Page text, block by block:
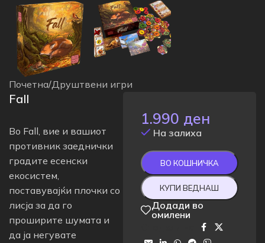
Почетна/Друштвени игри
Fall
Во Fall, вие и вашиот
противник заеднички
градите есенски
екосистем,
поставувајќи плочки со
лисја за да го
проширите шумата и
да ја негувате
1.990 ден
На залиха
ВО КОШНИЧКА
КУПИ ВЕДНАШ
Додади во
омилени